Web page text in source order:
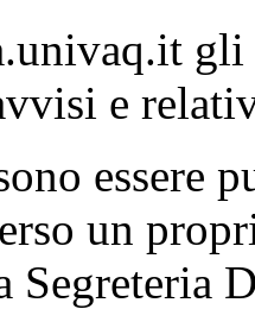
gli
e
essere
un
Segreteria